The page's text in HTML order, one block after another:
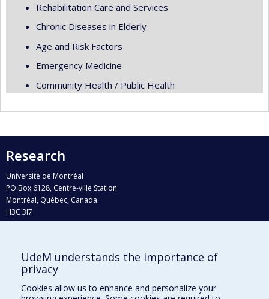
Rehabilitation Care and Services
Chronic Diseases in Elderly
Age and Risk Factors
Emergency Medicine
Community Health / Public Health
Research
Université de Montréal
PO Box 6128, Centre-ville Station
Montréal, Québec, Canada
H3C 3J7
Who does what?
Find us
UdeM understands the importance of
privacy
Cookies allow us to enhance and personalize your